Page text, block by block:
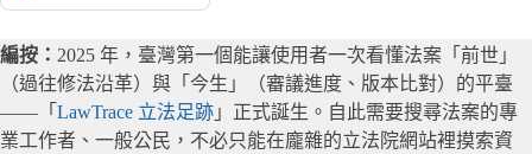
編按： 2025 年，臺灣第一個能讓使用者一次看懂法案「前世」
（過往修法沿革）與「今生」（審議進度、版本比對）的平臺
——「 LawTrace 立法足跡 」正式誕生。自此需要搜尋法案的專
業工作者、一般公民，不必只能在龐雜的立法院網站裡摸索資